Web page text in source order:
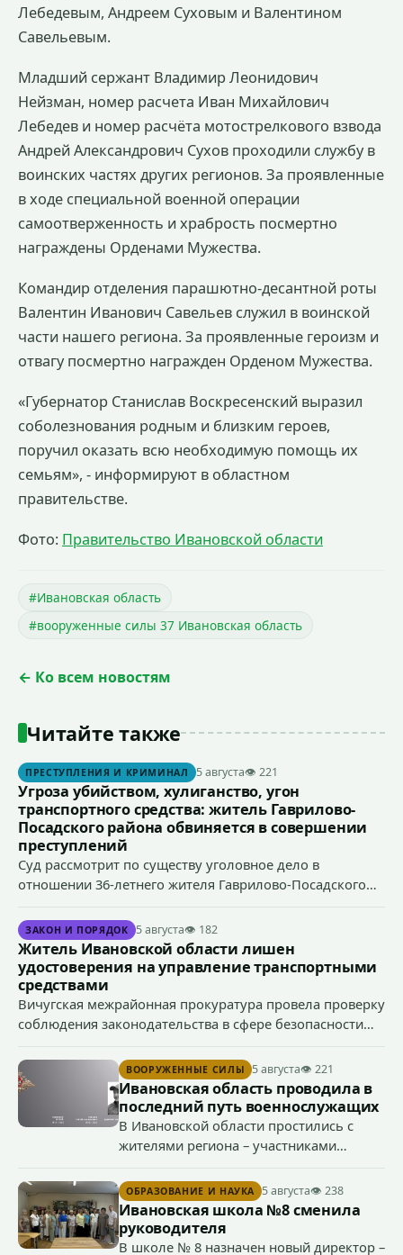
Лебедевым, Андреем Суховым и Валентином
Савельевым.
Младший сержант Владимир Леонидович
Нейзман, номер расчета Иван Михайлович
Лебедев и номер расчёта мотострелкового взвода
Андрей Александрович Сухов проходили службу в
воинских частях других регионов. За проявленные
в ходе специальной военной операции
самоотверженность и храбрость посмертно
награждены Орденами Мужества.
Командир отделения парашютно-десантной роты
Валентин Иванович Савельев служил в воинской
части нашего региона. За проявленные героизм и
отвагу посмертно награжден Орденом Мужества.
«Губернатор Станислав Воскресенский выразил
соболезнования родным и близким героев,
поручил оказать всю необходимую помощь их
семьям», - информируют в областном
правительстве.
Фото: Правительство Ивановской области
#Ивановская область
#вооруженные силы 37 Ивановская область
← Ко всем новостям
Читайте также
ПРЕСТУПЛЕНИЯ И КРИМИНАЛ 5 августа👁 221
Угроза убийством, хулиганство, угон
транспортного средства: житель Гаврилово-
Посадского района обвиняется в совершении
преступлений
Суд рассмотрит по существу уголовное дело в
отношении 36-летнего жителя Гаврилово-Посадского
преступлений, предусмотренных ч. 1 ст. 119 УК РФ
(угроза убийством), ч. 1 ст. 166 УК РФ (угон
транспортного средства), п. «а» ч. 1 ст. 213 УК РФ
(хулиганство).
ЗАКОН И ПОРЯДОК 5 августа👁 182
Житель Ивановской области лишен
удостоверения на управление транспортными
средствами
Вичугская межрайонная прокуратура провела проверку
соблюдения законодательства в сфере безопасности
прекращении права управления транспортными
средствами 38-летним водителем.
ВООРУЖЕННЫЕ СИЛЫ 5 августа👁 221
Ивановская область проводила в
последний путь военнослужащих
В Ивановской области простились с
жителями региона – участниками
Сергеем Глазковым, Дмитрием
Хохловым и Сергеем Павленко.
ОБРАЗОВАНИЕ И НАУКА 5 августа👁 238
Ивановская школа №8 сменила
руководителя
В школе № 8 назначен новый директор –